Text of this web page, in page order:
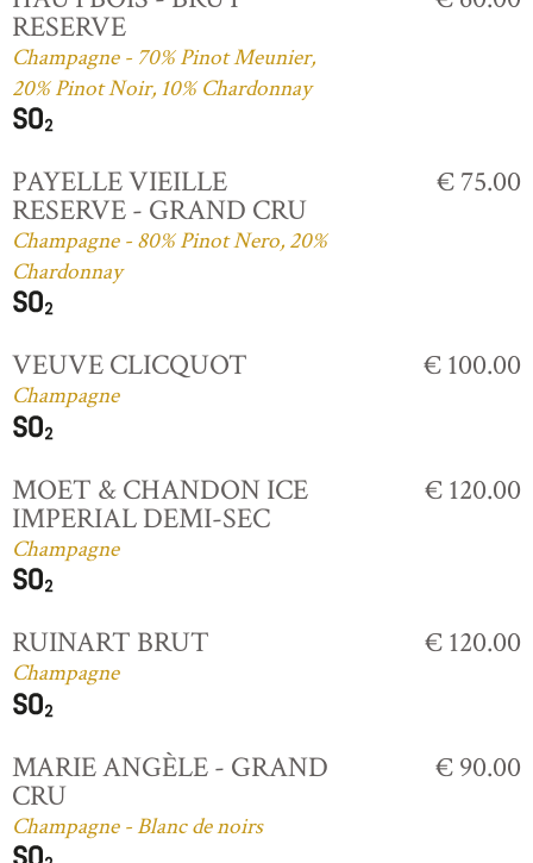
RESERVE
Champagne - 70% Pinot Meunier,
20% Pinot Noir, 10% Chardonnay
PAYELLE VIEILLE
RESERVE - GRAND CRU
Champagne - 80% Pinot Nero, 20%
Chardonnay
€ 75.00
VEUVE CLICQUOT
Champagne
€ 100.00
MOET & CHANDON ICE
IMPERIAL DEMI-SEC
Champagne
€ 120.00
RUINART BRUT
Champagne
€ 120.00
MARIE ANGÈLE - GRAND
CRU
Champagne - Blanc de noirs
€ 90.00